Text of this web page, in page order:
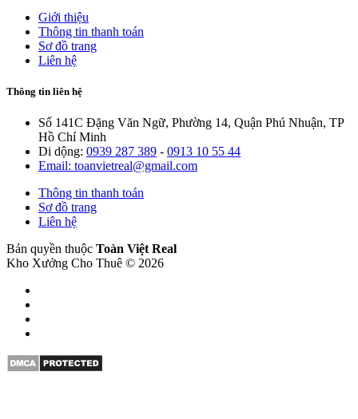
Giới thiệu
Thông tin thanh toán
Sơ đồ trang
Liên hệ
Thông tin liên hệ
Số 141C Đặng Văn Ngữ, Phường 14, Quận Phú Nhuận, TP
Hồ Chí Minh
Di dộng: 0939 287 389 - 0913 10 55 44
Email: toanvietreal@gmail.com
Thông tin thanh toán
Sơ đồ trang
Liên hệ
Bản quyền thuộc Toàn Việt Real
Kho Xưởng Cho Thuê © 2026